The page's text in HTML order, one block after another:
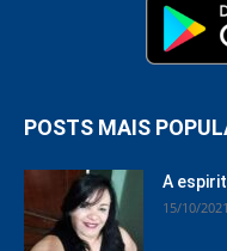
POSTS MAIS
A
15/10/2021